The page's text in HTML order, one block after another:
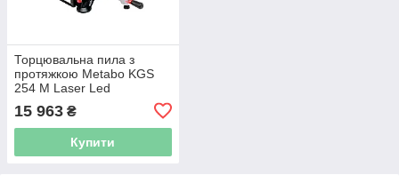
Торцювальна пила з
протяжкою Metabo KGS
254 M Laser Led
15 963 ₴
Купити